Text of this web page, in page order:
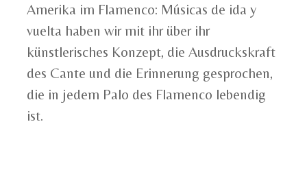
Amerika im Flamenco: Músicas de ida y
vuelta haben wir mit ihr über ihr
künstlerisches Konzept, die Ausdruckskraft
des Cante und die Erinnerung gesprochen,
die in jedem Palo des Flamenco lebendig
ist.